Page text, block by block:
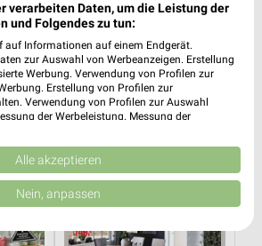
14,5 km
Wohnideen so individuell wie du!
14,5 km
Junges Wohnen
Noch heute gültig
verarbeiten Daten, um die Leistung der
und Folgendes zu tun:
auf Informationen auf einem Endgerät.
zur Auswahl von Werbeanzeigen. Erstellung
Werbung. Verwendung von Profilen zur
Erstellung von Profilen zur
Verwendung von Profilen zur Auswahl
der Werbeleistung. Messung der
verschiedenen Quellen. Entwicklung und
Verwendung reduzierter Daten zur Auswahl
Europäischen Union weitergegeben und in die
Alle akzeptieren
Nein, anpassen